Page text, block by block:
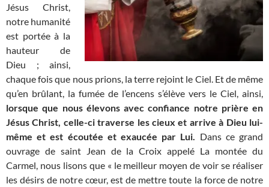
Jésus Christ,
notre humanité
est portée à la
hauteur de
Dieu ; ainsi,
chaque fois que nous prions, la terre rejoint le Ciel. Et de même
qu’en brûlant, la fumée de l’encens s’élève vers le Ciel, ainsi,
lorsque que nous élevons avec confiance notre prière en
Jésus Christ, celle-ci traverse les cieux et arrive à Dieu lui-
même et est écoutée et exaucée par Lui.
Dans ce grand
ouvrage de saint Jean de la Croix appelé La montée du
Carmel, nous lisons que « le meilleur moyen de voir se réaliser
les désirs de notre cœur, est de mettre toute la force de notre